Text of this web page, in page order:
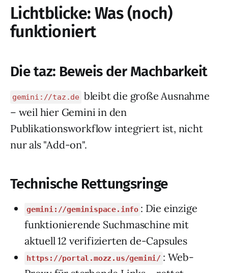
Lichtblicke: Was (noch)
funktioniert
Die taz: Beweis der Machbarkeit
gemini://taz.de bleibt die große Ausnahme
– weil hier Gemini in den
Publikationsworkflow integriert ist, nicht
nur als "Add-on".
Technische Rettungsringe
gemini://geminispace.info : Die einzige
funktionierende Suchmaschine mit
aktuell 12 verifizierten de-Capsules
https://portal.mozz.us/gemini/ : Web-